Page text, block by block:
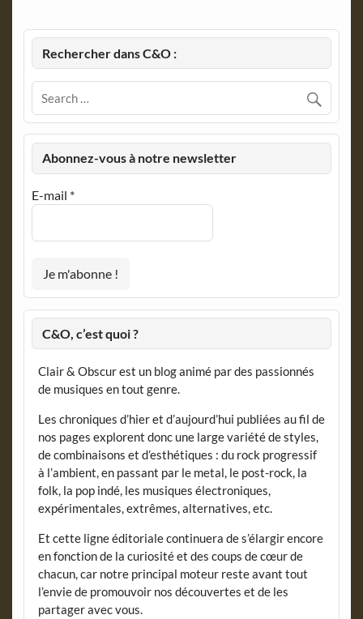
Rechercher dans C&O :
Abonnez-vous à notre newsletter
E-mail *
C&O, c’est quoi ?
Clair & Obscur est un blog animé par des passionnés
de musiques en tout genre.
Les chroniques d’hier et d’aujourd’hui publiées au fil de
nos pages explorent donc une large variété de styles,
de combinaisons et d’esthétiques : du rock progressif
à l’ambient, en passant par le metal, le post-rock, la
folk, la pop indé, les musiques électroniques,
expérimentales, extrêmes, alternatives, etc.
Et cette ligne éditoriale continuera de s’élargir encore
en fonction de la curiosité et des coups de cœur de
chacun, car notre principal moteur reste avant tout
l’envie de promouvoir nos découvertes et de les
partager avec vous.